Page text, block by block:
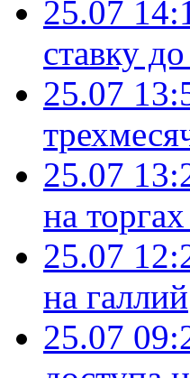
25.07
ставку
25.07
25.07
на
25.07
на галлий
25.07